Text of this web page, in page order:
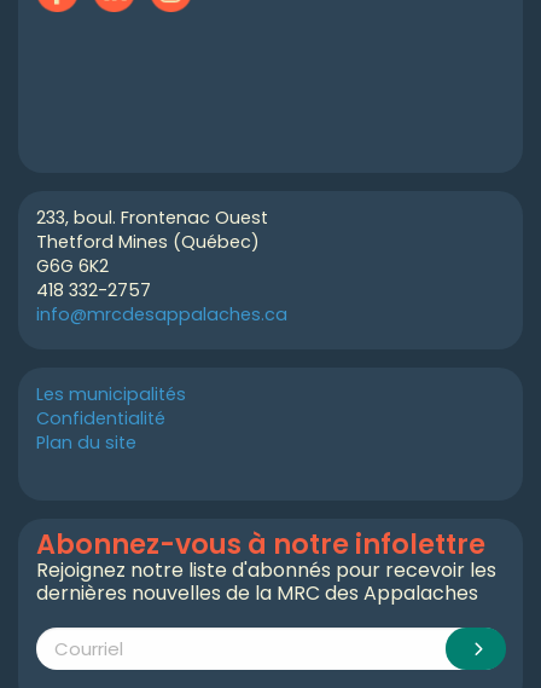
233, boul. Frontenac Ouest
Thetford Mines (Québec)
G6G 6K2
418 332-2757
info@mrcdesappalaches.ca
Les municipalités
Confidentialité
Plan du site
Abonnez-vous à notre infolettre
Rejoignez notre liste d'abonnés pour recevoir les
dernières nouvelles de la MRC des Appalaches